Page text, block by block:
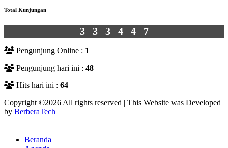
Total Kunjungan
333447
Pengunjung Online : 1
Pengunjung hari ini : 48
Hits hari ini : 64
Copyright ©2026 All rights reserved | This Website was Developed
by BerberaTech
Beranda